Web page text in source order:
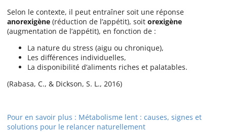
Selon le contexte, il peut entraîner soit une réponse
anorexigène (réduction de l’appétit), soit orexigène
(augmentation de l’appétit), en fonction de :
La nature du stress (aigu ou chronique),
Les différences individuelles,
La disponibilité d’aliments riches et palatables.
(Rabasa, C., & Dickson, S. L., 2016)
Pour en savoir plus : Métabolisme lent : causes, signes et
solutions pour le relancer naturellement